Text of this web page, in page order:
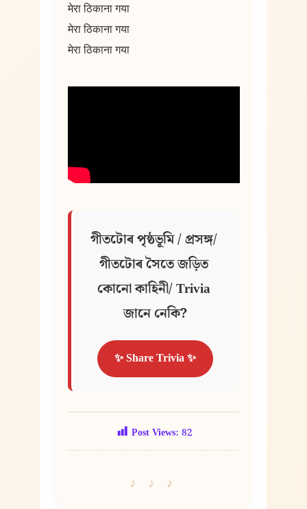
मेरा ठिकाना गया
मेरा ठिकाना गया
मेरा ठिकाना गया
গীতটোৰ পৃষ্ঠভূমি / প্ৰসঙ্গ/
গীতটোৰ সৈতে জড়িত
কোনো কাহিনী/ Trivia
জানে নেকি?
✨ Share Trivia ✨
Post Views: 82